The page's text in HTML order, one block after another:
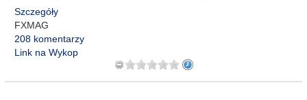
Szczegóły
FXMAG
208 komentarzy
Link na Wykop